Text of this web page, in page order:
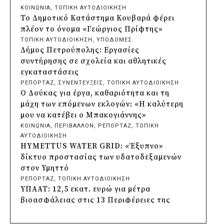
φωτιστικών μετά τη λεηλασία στο έλος
της Αγυιάς
πριν από 2 μέρες
Δήμος Σαρωνικού: Βανδάλισαν το
εκκλησάκι της Μεταμόρφωσης του
Σωτήρος
πριν από 2 μέρες
Περιφέρεια Αττικής: Έξι συμπεράσματα
για την ψηφιακή μετάβαση των
επιχειρήσεων
πριν από 2 μέρες
Δήμος Σαρωνικού και ΑΡΧΕΛΩΝ
ενημερώνουν τους λουόμενους για τη
συνύπαρξη με τις θαλάσσιες χελώνες
πριν από 2 μέρες
Δήμος Κυθήρων: Απαγόρευση πρόσβασης
στην παραλία Λυκοδήμου για λόγους
ασφαλείας
πριν από 2 μέρες
ΚΟΙΝΩΝΙΑ, ΤΟΠΙΚΗ ΑΥΤΟΔΙΟΙΚΗΣΗ
Το Δημοτικό Κατάστημα Κουβαρά φέρει
πλέον το όνομα «Γεώργιος Πρίφτης»
ΤΟΠΙΚΗ ΑΥΤΟΔΙΟΙΚΗΣΗ , ΥΠΟΔΟΜΕΣ
Δήμος Πετρούπολης: Εργασίες
συντήρησης σε σχολεία και αθλητικές
εγκαταστάσεις
ΡΕΠΟΡΤΑΖ, ΣΥΝΕΝΤΕΥΞΕΙΣ, ΤΟΠΙΚΗ ΑΥΤΟΔΙΟΙΚΗΣΗ
Ο Δούκας για έργα, καθαριότητα και τη
μάχη των επόμενων εκλογών: «Η καλύτερη
μου να κατέβει ο Μπακογιάννης»
ΚΟΙΝΩΝΙΑ, ΠΕΡΙΒΑΛΛΟΝ , ΡΕΠΟΡΤΑΖ, ΤΟΠΙΚΗ
ΑΥΤΟΔΙΟΙΚΗΣΗ
HYMETTUS WATER GRID: «Έξυπνο»
δίκτυο προστασίας των υδατοδεξαμενών
στον Υμηττό
ΡΕΠΟΡΤΑΖ, ΤΟΠΙΚΗ ΑΥΤΟΔΙΟΙΚΗΣΗ
ΥΠΑΑΤ: 12,5 εκατ. ευρώ για μέτρα
βιοασφάλειας στις 13 Περιφέρειες της
ΚΟΙΝΩΝΙΑ, ΤΟΠΙΚΗ ΑΥΤΟΔΙΟΙΚΗΣΗ, ΥΠΟΔΟΜΕΣ